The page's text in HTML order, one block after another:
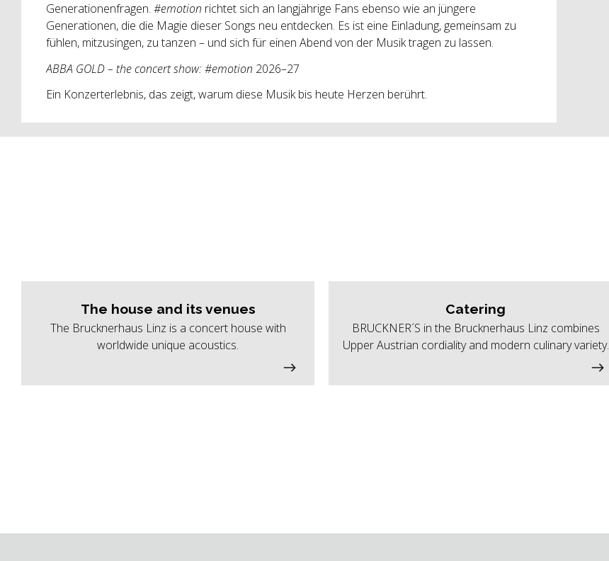
Generationenfragen. #emotion richtet sich an langjährige Fans ebenso wie an jüngere
Generationen, die die Magie dieser Songs neu entdecken. Es ist eine Einladung, gemeinsam zu
fühlen, mitzusingen, zu tanzen – und sich für einen Abend von der Musik tragen zu lassen.
ABBA GOLD – the concert show: #emotion 2026–27
Ein Konzerterlebnis, das zeigt, warum diese Musik bis heute Herzen berührt.
The house and its venues
The Brucknerhaus Linz is a concert house with
worldwide unique acoustics.
Catering
BRUCKNER´S in the Brucknerhaus Linz combines
Upper Austrian cordiality and modern culinary variety.